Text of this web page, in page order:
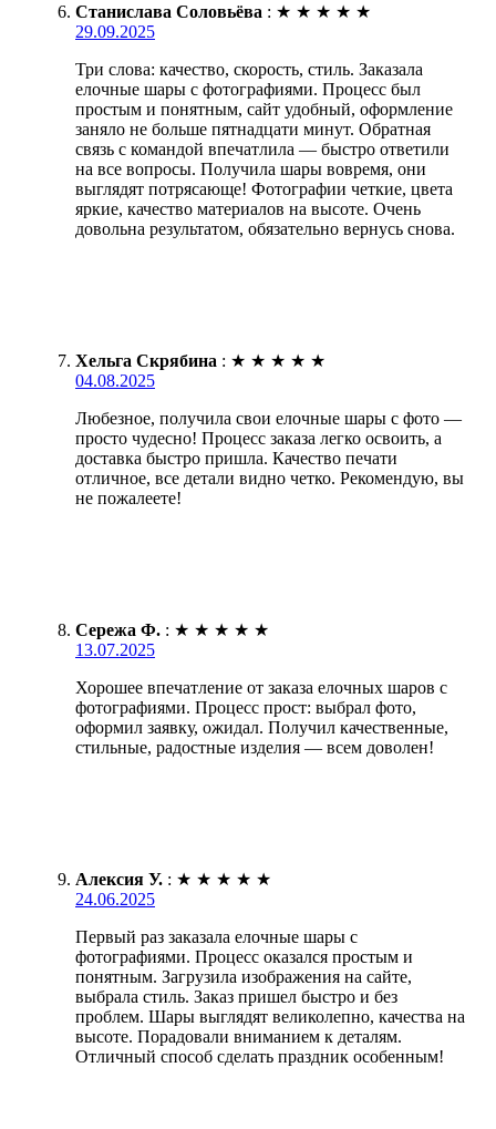
Станислава Соловьёва : ★ ★ ★ ★ ★
29.09.2025
Три слова: качество, скорость, стиль. Заказала
елочные шары с фотографиями. Процесс был
простым и понятным, сайт удобный, оформление
заняло не больше пятнадцати минут. Обратная
связь с командой впечатлила — быстро ответили
на все вопросы. Получила шары вовремя, они
выглядят потрясающе! Фотографии четкие, цвета
яркие, качество материалов на высоте. Очень
довольна результатом, обязательно вернусь снова.
Хельга Скрябина : ★ ★ ★ ★ ★
04.08.2025
Любезное, получила свои елочные шары с фото —
просто чудесно! Процесс заказа легко освоить, а
доставка быстро пришла. Качество печати
отличное, все детали видно четко. Рекомендую, вы
не пожалеете!
Сережа Ф. : ★ ★ ★ ★ ★
13.07.2025
Хорошее впечатление от заказа елочных шаров с
фотографиями. Процесс прост: выбрал фото,
оформил заявку, ожидал. Получил качественные,
стильные, радостные изделия — всем доволен!
Алексия У. : ★ ★ ★ ★ ★
24.06.2025
Первый раз заказала елочные шары с
фотографиями. Процесс оказался простым и
понятным. Загрузила изображения на сайте,
выбрала стиль. Заказ пришел быстро и без
проблем. Шары выглядят великолепно, качества на
высоте. Порадовали вниманием к деталям.
Отличный способ сделать праздник особенным!